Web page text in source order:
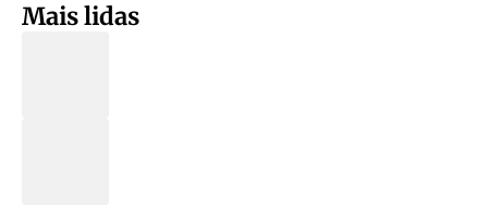
Mais lidas